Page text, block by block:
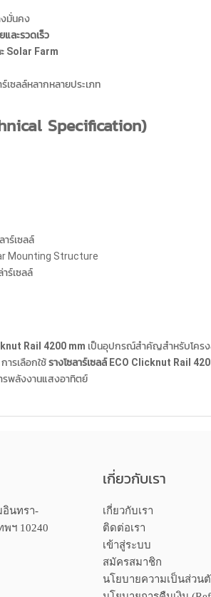
งมั่นคง
ละรวดเร็ว
Solar Farm
ซลล์หลากหลายประเภท
Specification)
าร์เซลล์
Mounting Structure
ร์เซลล์
Rail 4200 mm เป็นอุปกรณ์สำคัญสำหรับโคร
ารเลือกใช้รางโซลาร์เซลล์ ECO Clicknut Rail
รพลังงานแสงอาทิตย์
อินทรา-
ฯ 10240
เกี่ยวกับเรา
เกี่ยวกับเรา
ติดต่อเรา
เข้าสู่ระบบ
สมัครสมาชิก
นโยบายความเป็นส่วน